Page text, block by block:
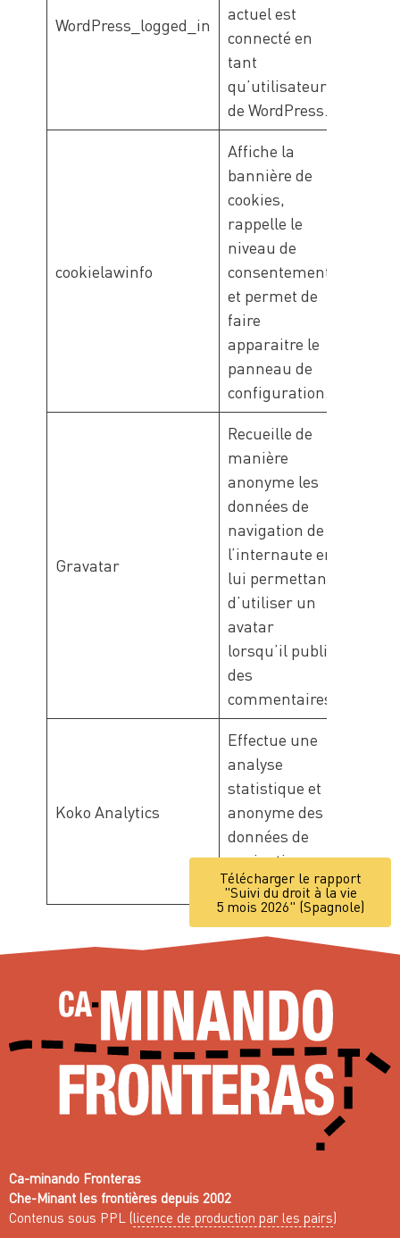
WordPress_logged_in
actuel est
connecté en
tant
qu’utilisateur
de WordPress.
cookielawinfo
Affiche la
bannière de
cookies,
rappelle le
niveau de
consentement
et permet de
faire
apparaitre le
panneau de
configuration.
Gravatar
Recueille de
manière
anonyme les
données de
navigation de
l’internaute en
lui permettant
d’utiliser un
avatar
lorsqu’il publie
des
commentaires.
Koko Analytics
Effectue une
analyse
statistique et
anonyme des
données de
navigation sur
ce site.
Télécharger le rapport
"Suivi du droit à la vie
5 mois 2026" (Spagnole)
Ca-minando Fronteras
Che-Minant les frontières depuis 2002
Contenus sous PPL (licence de production par les pairs)